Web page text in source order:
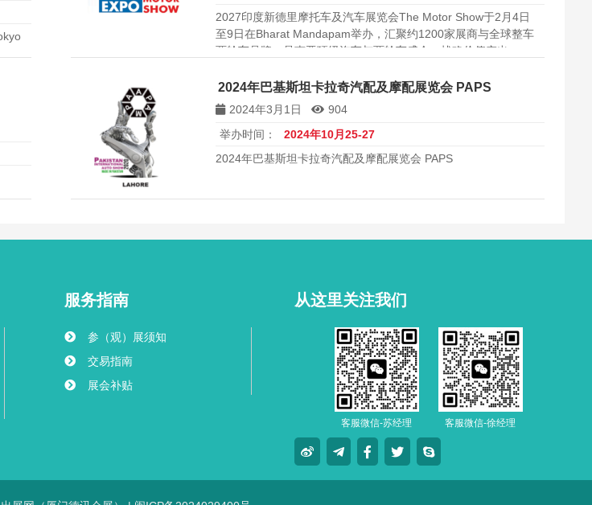
2027印度新德里摩托车及汽车展览会The Motor Show于2月4日
至9日在Bharat Mandapam举办，汇聚约1200家展商与全球整车
两轮车品牌，是南亚顶级汽车与两轮车盛会，战略价值突出。，
之一。
2024年巴基斯坦卡拉奇汽配及摩配展览会 PAPS
2024年3月1日
904
举办时间：
2024年10月25-27
2024年巴基斯坦卡拉奇汽配及摩配展览会 PAPS
服务指南
参（观）展须知
交易指南
展会补贴
从这里关注我们
客服微信-苏经理 客服微信-徐经理